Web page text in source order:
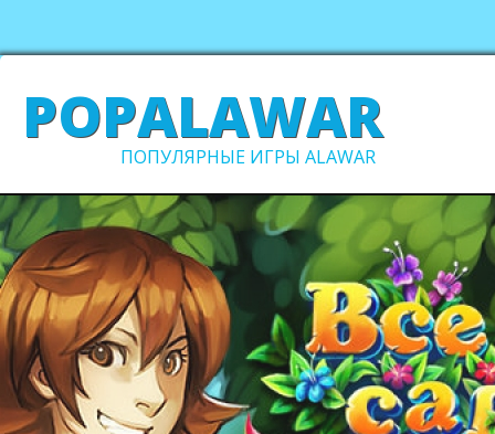
POPALAWAR
ПОПУЛЯРНЫЕ ИГРЫ ALAWAR